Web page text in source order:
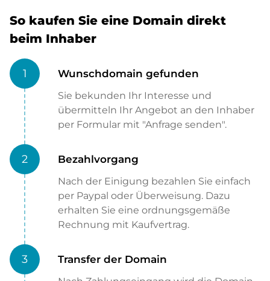
So kaufen Sie eine Domain direkt
beim Inhaber
1 Wunschdomain gefunden
Sie bekunden Ihr Interesse und
übermitteln Ihr Angebot an den Inhaber
per Formular mit "Anfrage senden".
2 Bezahlvorgang
Nach der Einigung bezahlen Sie einfach
per Paypal oder Überweisung. Dazu
erhalten Sie eine ordnungsgemäße
Rechnung mit Kaufvertrag.
3 Transfer der Domain